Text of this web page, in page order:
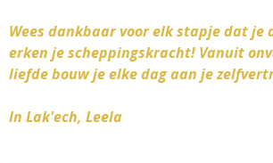
Wees dankbaar voor elk stapjedat je
erken je scheppingskracht! Vanuit
liefde bouw je elke dag aan je
In Lak'ech, Leela